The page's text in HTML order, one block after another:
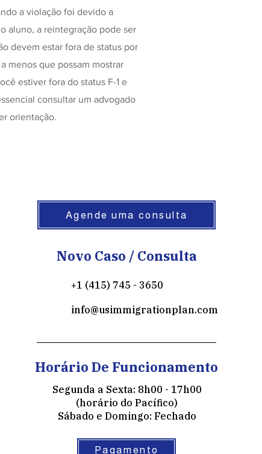
a violação foi devido a
aluno, a reintegração pode ser
devem estar fora de status por
menos que possam mostrar
estiver fora do status F-1 e
consultar um advogado
orientação.
Agende uma consulta
Novo Caso / Consulta
+1 (415) 745 - 3650
info@usimmigrationplan.com
Horário De Funcionamento
Segunda a Sexta: 8h00 - 17h00
(horário do Pacífico)
Sábado e Domingo: Fechado
Pagamento